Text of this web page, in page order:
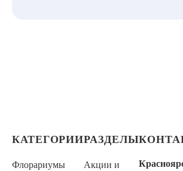
КАТЕГОРИИ
Флорариумы
РАЗДЕЛЫ
Акции и